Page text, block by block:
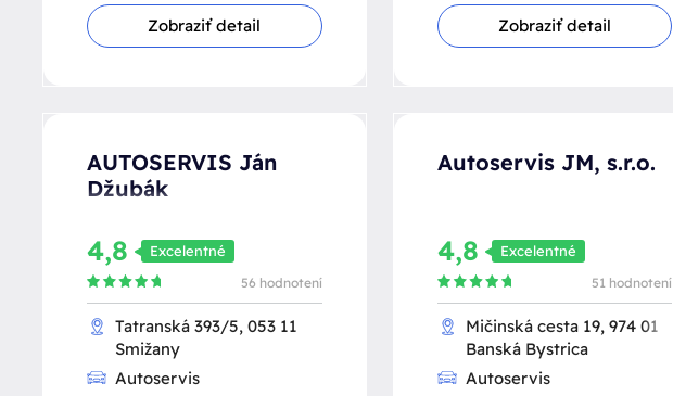
Zobraziť detail Zobraziť detail
AUTOSERVIS Ján
Džubák
4,8 Excelentné
56 hodnotení
Tatranská 393/5, 053 11
Smižany
Autoservis
Autoservis JM, s.r.o.
4,8 Excelentné
51 hodnotení
Mičinská cesta 19, 974 01
Banská Bystrica
Autoservis